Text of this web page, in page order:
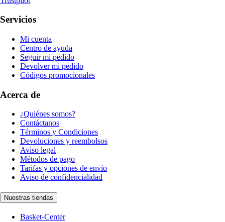
Servicios
Mi cuenta
Centro de ayuda
Seguir mi pedido
Devolver mi pedido
Códigos promocionales
Acerca de
¿Quiénes somos?
Contáctanos
Términos y Condiciones
Devoluciones y reembolsos
Aviso legal
Métodos de pago
Tarifas y opciones de envío
Aviso de confidencialidad
Nuestras tiendas
Basket-Center